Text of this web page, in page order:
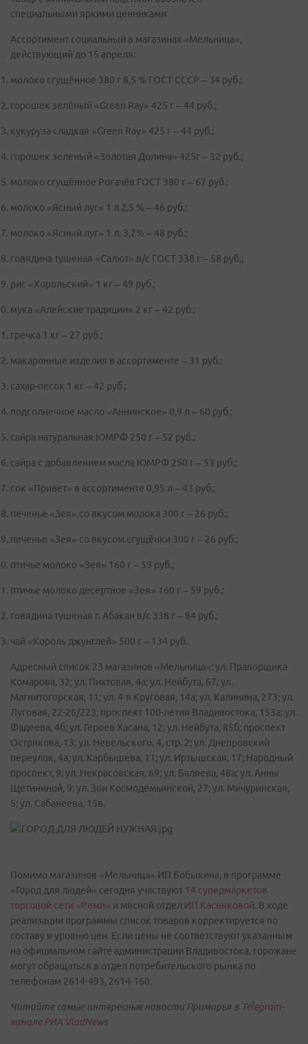
специальными яркими ценниками
Ассортимент социальный в магазинах «Мельница»,
действующий до 15 апреля:
молоко сгущённое 380 г 8,5 % ГОСТ СССР – 34 руб.;
горошек зелёный «Green Ray» 425 г – 44 руб.;
кукуруза сладкая «Green Ray» 425 г – 44 руб.;
горошек зеленый «Золотая Долина» 425г – 32 руб.;
молоко сгущённое Рогачёв ГОСТ 380 г – 67 руб.;
молоко «Ясный луг» 1 л 2,5 % – 46 руб.;
молоко «Ясный луг» 1 л. 3,2% – 48 руб.;
говядина тушеная «Салют» в/с ГОСТ 338 г – 58 руб.;
рис «Хорольский» 1 кг – 49 руб.;
мука «Алейские традиции» 2 кг – 42 руб.;
гречка 1 кг – 27 руб.;
макаронные изделия в ассортименте – 31 руб.;
сахар-песок 1 кг – 42 руб.;
подсолнечное масло «Аннинское» 0,9 л – 60 руб.;
сайра натуральная ЮМРФ 250 г – 52 руб.;
сайра с добавлением масла ЮМРФ 250 г – 53 руб.;
сок «Привет» в ассортименте 0,95 л – 43 руб.;
печенье «Зея» со вкусом молока 300 г – 26 руб.;
печенье «Зея» со вкусом сгущёнки 300 г – 26 руб.;
птичье молоко «Зея» 160 г – 59 руб.;
птичье молоко десертное «Зея» 160 г – 59 руб.;
говядина тушеная г. Абакан в/с 338 г – 84 руб.;
чай «Король джунглей» 500 г – 134 руб.
Адресный список 23 магазинов «Мельница»: ул. Прапорщика
Комарова, 32; ул. Пихтовая, 4а; ул. Нейбута, 67; ул.
Магнитогорская, 11; ул. 4-я Круговая, 14а; ул. Калинина, 273; ул.
Луговая, 22-26/223; проспект 100-летия Владивостока, 153а; ул.
Фадеева, 4б; ул. Героев Хасана, 12; ул. Нейбута, 85б; проспект
Острякова, 13; ул. Невельского, 4, стр. 2; ул. Днепровский
переулок, 4а; ул. Карбышева, 11; ул. Иртышская, 17; Народный
проспект, 9; ул. Некрасовская, 69; ул. Баляева, 48а; ул. Анны
Щетининой, 9; ул. Зои Космодемьянской, 27; ул. Мичуринская,
5; ул. Сабанеева, 15в.
Помимо магазинов «Мельница» ИП Бобыкина, в программе
«Город для людей» сегодня участвуют 14 супермаркетов
торговой сети «Реми» и мясной отдел ИП Касенковой. В ходе
реализации программы список товаров корректируется по
составу и уровню цен. Если цены не соответствуют указанным
на официальном сайте администрации Владивостока, горожане
могут обращаться в отдел потребительского рынка по
телефонам 2614-493, 2614-160.
Читайте самые интересные новости Приморья в Telegram-
канале РИА VladNews